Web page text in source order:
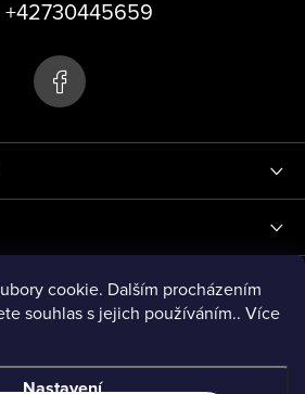
cookie. Dalším procházením
souhlas s jejich používáním.. Více
Nastavení
+42730445659